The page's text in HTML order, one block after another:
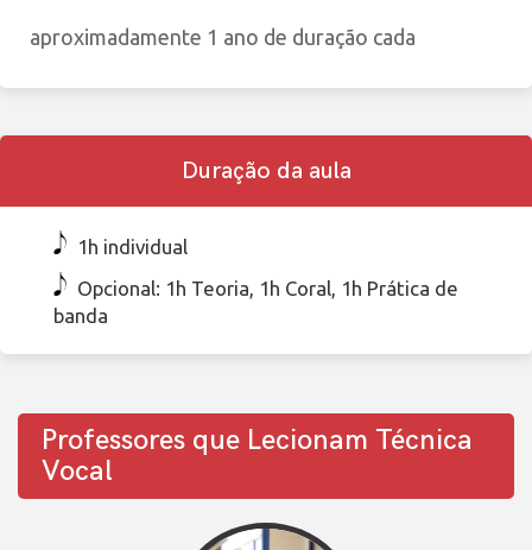
aproximadamente 1 ano de duração cada
Duração da aula
1h individual
Opcional: 1h Teoria, 1h Coral, 1h Prática de
banda
Professores que Lecionam Técnica
Vocal